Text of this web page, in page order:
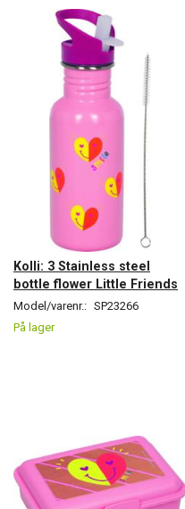
Kolli: 3 Stainless steel
bottle flower Little Friends
Model/varenr.: SP23266
På lager